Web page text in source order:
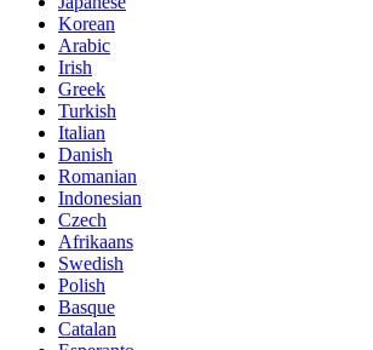
Korean
Arabic
Irish
Greek
Turkish
Italian
Danish
Romanian
Indonesian
Czech
Afrikaans
Swedish
Polish
Basque
Catalan